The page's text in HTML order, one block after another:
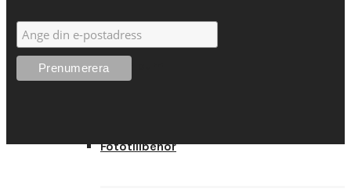
Fotoalbum
Fototillbehör